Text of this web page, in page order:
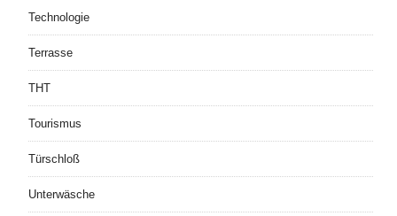
Technologie
Terrasse
THT
Tourismus
Türschloß
Unterwäsche